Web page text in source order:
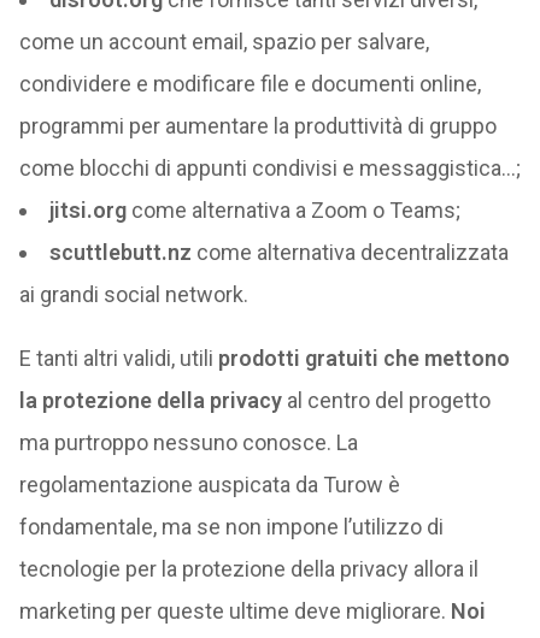
come un account email, spazio per salvare,
condividere e modificare file e documenti online,
programmi per aumentare la produttività di gruppo
come blocchi di appunti condivisi e messaggistica…;
jitsi.orgcome alternativa a Zoom o Teams;
scuttlebutt.nz come alternativa decentralizzata
ai grandi social network.
E tanti altri validi, utili prodotti gratuiti che mettono
la protezione della privacyal centro del progetto
ma purtroppo nessuno conosce. La
regolamentazione auspicata da Turow è
fondamentale, ma se non impone l’utilizzo di
tecnologie per la protezione della privacy allora il
marketing per queste ultime deve migliorare. Noi